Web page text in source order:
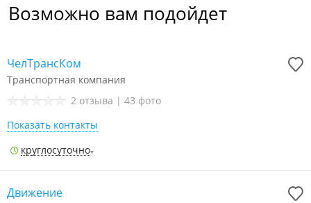
Возможно вам подойдет
ЧелТрансКом
Транспортная компания
2 отзыва | 43 фото
Показать контакты
круглосуточно
Движение